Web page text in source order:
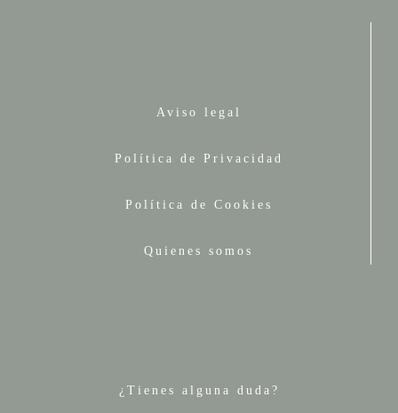
Aviso legal
Política de Privacidad
Política de Cookies
Quienes somos
¿Tienes alguna duda?